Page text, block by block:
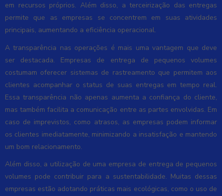
em recursos próprios. Além disso, a terceirização das entregas
permite que as empresas se concentrem em suas atividades
principais, aumentando a eficiência operacional.
A transparência nas operações é mais uma vantagem que deve
ser destacada. Empresas de entrega de pequenos volumes
costumam oferecer sistemas de rastreamento que permitem aos
clientes acompanhar o status de suas entregas em tempo real.
Essa transparência não apenas aumenta a confiança do cliente,
mas também facilita a comunicação entre as partes envolvidas. Em
caso de imprevistos, como atrasos, as empresas podem informar
os clientes imediatamente, minimizando a insatisfação e mantendo
um bom relacionamento.
Além disso, a utilização de uma empresa de entrega de pequenos
volumes pode contribuir para a sustentabilidade. Muitas dessas
empresas estão adotando práticas mais ecológicas, como o uso de